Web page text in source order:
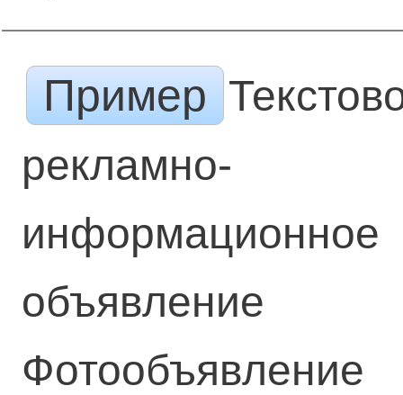
Пример
рекламно-
информационное
объявление
Фотообъявление